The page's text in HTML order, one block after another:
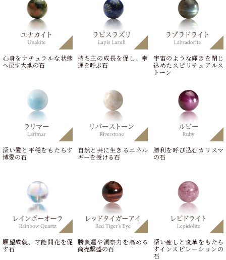
心身をナチュラルな状態
へ戻す大地の石
持ち主の成長を促し、幸
運を呼ぶ石
宇宙のような輝きを閉じ
込めたスピリチュアルス
トーン
深い愛と平穏をもたらす
博愛の石
自然と共に生きるエネル
ギーを授ける石
勝利を呼び込むカリスマ
の石
願望成就、才能開花を促
す石
勝負運や洞察力を高める
商売繫盛の石
深い癒しと変革をもたら
すインスピレーションの
石